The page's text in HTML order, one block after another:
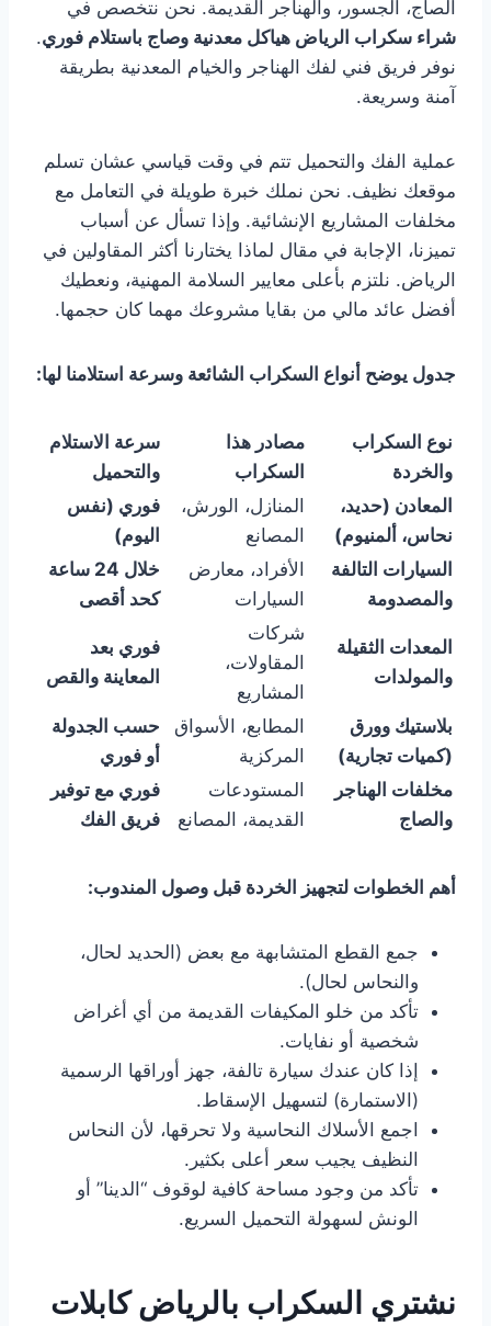
الصاج، الجسور، والهناجر القديمة. نحن نتخصص في
شراء سكراب الرياض هياكل معدنية وصاج باستلام فوري.
نوفر فريق فني لفك الهناجر والخيام المعدنية بطريقة
آمنة وسريعة.
عملية الفك والتحميل تتم في وقت قياسي عشان تسلم
موقعك نظيف. نحن نملك خبرة طويلة في التعامل مع
مخلفات المشاريع الإنشائية. وإذا تسأل عن أسباب
تميزنا، الإجابة في مقال لماذا يختارنا أكثر المقاولين في
الرياض. نلتزم بأعلى معايير السلامة المهنية، ونعطيك
أفضل عائد مالي من بقايا مشروعك مهما كان حجمها.
جدول يوضح أنواع السكراب الشائعة وسرعة استلامنا لها:
نوع السكراب
والخردة
مصادر هذا
السكراب
سرعة الاستلام
والتحميل
المعادن (حديد،
نحاس، ألمنيوم)
المنازل، الورش،
المصانع
فوري (نفس
اليوم)
السيارات التالفة
والمصدومة
الأفراد، معارض
السيارات
خلال 24 ساعة
كحد أقصى
المعدات الثقيلة
والمولدات
شركات
المقاولات،
المشاريع
فوري بعد
المعاينة والقص
بلاستيك وورق
(كميات تجارية)
المطابع، الأسواق
المركزية
حسب الجدولة
أو فوري
مخلفات الهناجر
والصاج
المستودعات
القديمة، المصانع
فوري مع توفير
فريق الفك
أهم الخطوات لتجهيز الخردة قبل وصول المندوب:
جمع القطع المتشابهة مع بعض (الحديد لحال،
والنحاس لحال).
تأكد من خلو المكيفات القديمة من أي أغراض
شخصية أو نفايات.
إذا كان عندك سيارة تالفة، جهز أوراقها الرسمية
(الاستمارة) لتسهيل الإسقاط.
اجمع الأسلاك النحاسية ولا تحرقها، لأن النحاس
النظيف يجيب سعر أعلى بكثير.
تأكد من وجود مساحة كافية لوقوف “الدينا” أو
الونش لسهولة التحميل السريع.
نشتري السكراب بالرياض كابلات